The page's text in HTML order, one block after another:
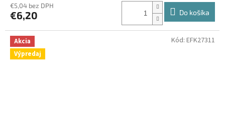
€5,04 bez DPH
€6,20 Do košíka
Akcia
Výpredaj
Kód: EFK27311